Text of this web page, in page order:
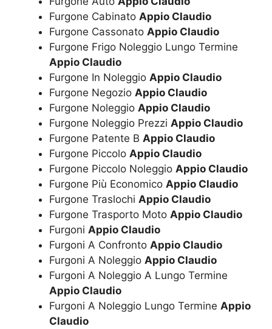
Furgone Cabinato Appio Claudio
Furgone Cassonato Appio Claudio
Furgone Frigo Noleggio Lungo Termine
Appio Claudio
Furgone In Noleggio Appio Claudio
Furgone Negozio Appio Claudio
Furgone Noleggio Appio Claudio
Furgone Noleggio Prezzi Appio Claudio
Furgone Patente B Appio Claudio
Furgone Piccolo Appio Claudio
Furgone Piccolo Noleggio Appio Claudio
Furgone Più Economico Appio Claudio
Furgone Traslochi Appio Claudio
Furgone Trasporto Moto Appio Claudio
Furgoni Appio Claudio
Furgoni A Confronto Appio Claudio
Furgoni A Noleggio Appio Claudio
Furgoni A Noleggio A Lungo Termine
Appio Claudio
Furgoni A Noleggio Lungo Termine Appio
Claudio